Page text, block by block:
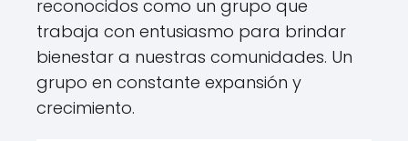
reconocidos como un grupo que
trabaja con entusiasmo para brindar
bienestar a nuestras comunidades. Un
grupo en constante expansión y
crecimiento.